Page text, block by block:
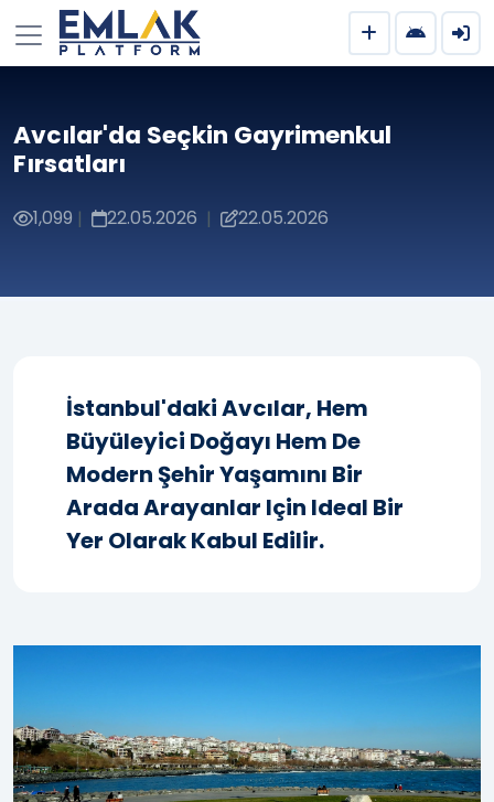
Avcılar'da Seçkin Gayrimenkul
Fırsatları
1,099 | 22.05.2026 | 22.05.2026
İstanbul'daki Avcılar, Hem
Büyüleyici Doğayı Hem De
Modern Şehir Yaşamını Bir
Arada Arayanlar Için Ideal Bir
Yer Olarak Kabul Edilir.